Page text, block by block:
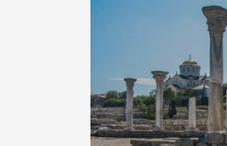
візантійської доби.
культурної
Офіційно – на
влада в Україні